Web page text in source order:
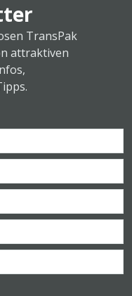
TransPak
attraktiven